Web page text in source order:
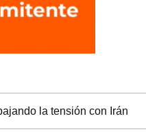
la tensión con Irán